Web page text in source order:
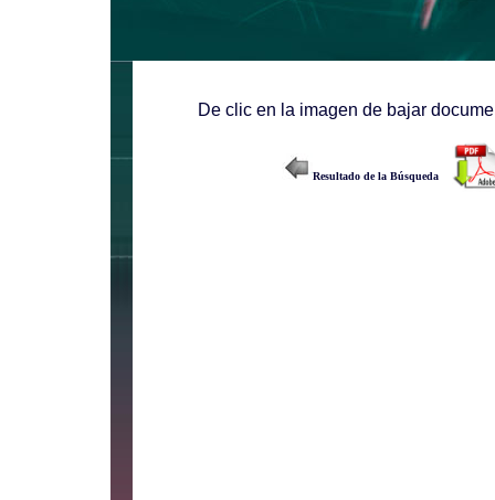
De clic en la imagen de bajar
Resultado de la Búsqueda